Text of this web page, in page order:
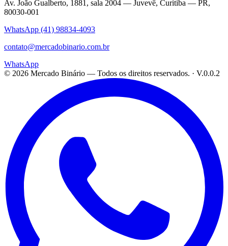
Av. João Gualberto, 1881, sala 2004 — Juvevê, Curitiba — PR,
80030-001
WhatsApp (41) 98834-4093
contato@mercadobinario.com.br
WhatsApp
© 2026 Mercado Binário — Todos os direitos reservados. · V.0.0.2